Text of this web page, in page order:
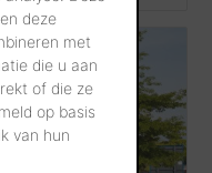
deze
met
die u aan
of die ze
op basis
van hun